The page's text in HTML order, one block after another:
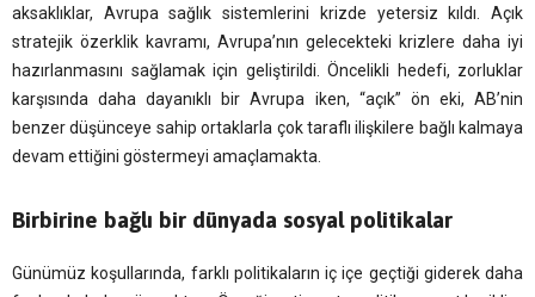
aksaklıklar, Avrupa sağlık sistemlerini krizde yetersiz kıldı. Açık
stratejik özerklik kavramı, Avrupa’nın gelecekteki krizlere daha iyi
hazırlanmasını sağlamak için geliştirildi. Öncelikli hedefi, zorluklar
karşısında daha dayanıklı bir Avrupa iken, “açık” ön eki, AB’nin
benzer düşünceye sahip ortaklarla çok taraflı ilişkilere bağlı kalmaya
devam ettiğini göstermeyi amaçlamakta.
Birbirine bağlı bir dünyada sosyal politikalar
Günümüz koşullarında, farklı politikaların iç içe geçtiği giderek daha